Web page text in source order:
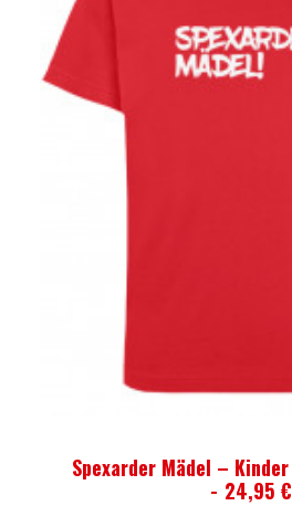
AUSFÜHRUNG
Spexarder Mädel –
24,95 €